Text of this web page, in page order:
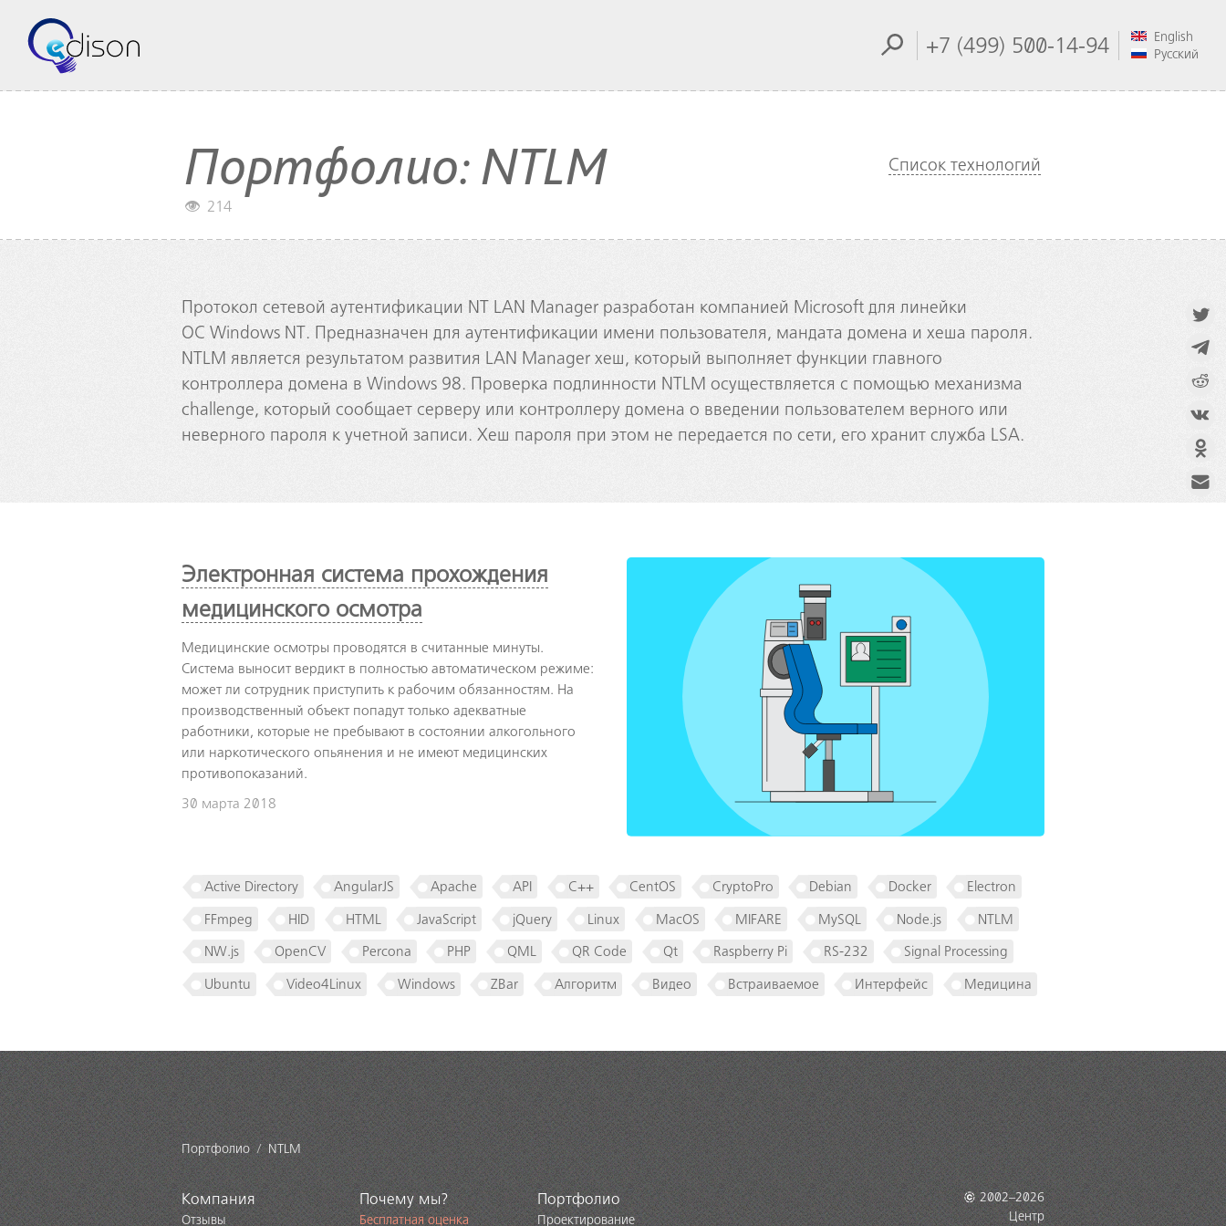
+7 (499) 500-14-94
English
Русский
Портфолио: NTLM
214
Список технологий
Протокол сетевой аутентификации NT LAN Manager разработан компанией Microsoft для линейки
ОС Windows NT. Предназначен для аутентификации имени пользователя, мандата домена и хеша пароля.
NTLM является результатом развития LAN Manager хеш, который выполняет функции главного
контроллера домена в Windows 98. Проверка подлинности NTLM осуществляется с помощью механизма
challenge, который сообщает серверу или контроллеру домена о введении пользователем верного или
неверного пароля к учетной записи. Хеш пароля при этом не передается по сети, его хранит служба LSA.
Электронная система прохождения
медицинского осмотра
Медицинские осмотры проводятся в считанные минуты.
Система выносит вердикт в полностью автоматическом режиме:
может ли сотрудник приступить к рабочим обязанностям. На
производственный объект попадут только адекватные
работники, которые не пребывают в состоянии алкогольного
или наркотического опьянения и не имеют медицинских
противопоказаний.
30 марта 2018
Active Directory AngularJS Apache API C++ CentOS CryptoPro Debian Docker Electron
FFmpeg HID HTML JavaScript jQuery Linux MacOS MIFARE MySQL Node.js NTLM
NW.js OpenCV Percona PHP QML QR Code Qt Raspberry Pi RS-232 Signal Processing
Ubuntu Video4Linux Windows ZBar Алгоритм Видео Встраиваемое Интерфейс Медицина
Портфолио NTLM
Компания
Отзывы
Почему мы?
Бесплатная оценка
Портфолио
Проектирование
2002–2026
Центр